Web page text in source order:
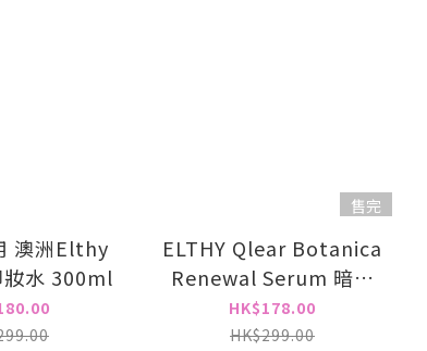
澳洲Elthy
水 300ml
售完
ELTHY Qlear Botanica
Renewal Serum 暗瘡
精華 350ml
HK$178.00
HK$299.00